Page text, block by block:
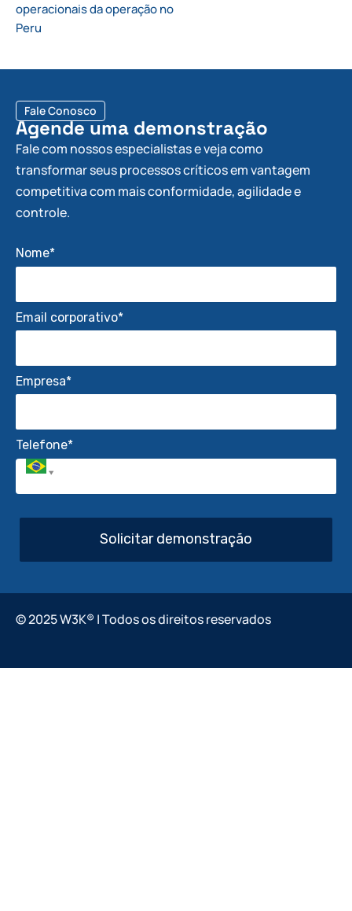
operacionais da operação no
Peru
Fale Conosco
Agende uma demonstração
Fale com nossos especialistas e veja como
transformar seus processos críticos em vantagem
competitiva com mais conformidade, agilidade e
controle.
Nome*
Email corporativo*
Empresa*
Telefone*
Solicitar demonstração
© 2025 W3K® | Todos os direitos reservados